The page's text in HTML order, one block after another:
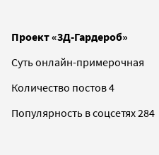
Проект «3Д-Гардероб»
Суть онлайн-примерочная
Количество постов 4
Популярность в соцсетях 284